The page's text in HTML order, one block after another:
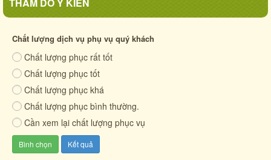
Xã Cẩm Thanh chung sức ươm mầm phần I
Cuộc sống quê xưa
Cẩm Thanh - mảnh đất anh hùng
Chất lượng dịch vụ phụ vụ quý khách
Chất lượng phục rất tốt
Chất lượng phục tốt
Chất lượng phục khá
Chất lượng phục bình thường.
Cần xem lại chất lượng phục vụ